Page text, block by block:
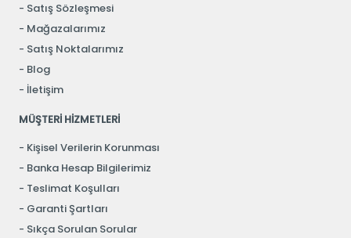
Satış Sözleşmesi
Mağazalarımız
Satış Noktalarımız
Blog
İletişim
MÜŞTERİ HİZMETLERİ
Kişisel Verilerin Korunması
Banka Hesap Bilgilerimiz
Teslimat Koşulları
Garanti Şartları
Sıkça Sorulan Sorular